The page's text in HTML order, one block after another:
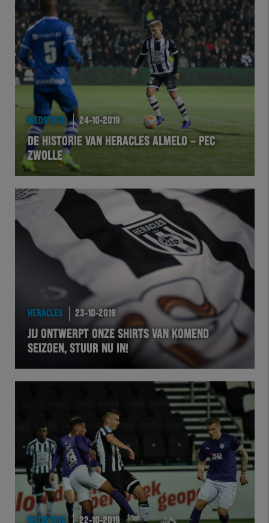
WEDSTRIJD 24-10-2019
DE HISTORIE VAN HERACLES ALMELO – PEC
ZWOLLE
HERACLES 23-10-2019
JIJ ONTWERPT ONZE SHIRTS VAN KOMEND
SEIZOEN, STUUR NU IN!
WEDSTRIJD 22-10-2019